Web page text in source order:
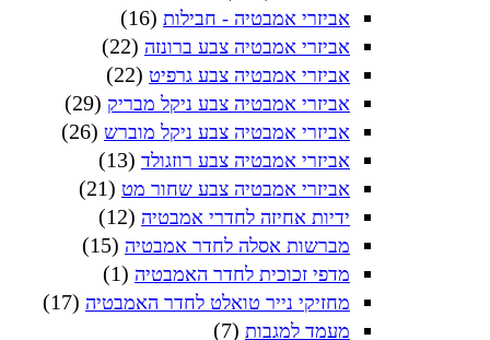
אביזרי אמבטיה - חבילות (16)
אביזרי אמבטיה צבע ברונזה (22)
אביזרי אמבטיה צבע גרפיט (22)
אביזרי אמבטיה צבע ניקל מבריק (29)
אביזרי אמבטיה צבע ניקל מוברש (26)
אביזרי אמבטיה צבע רוזגולד (13)
אביזרי אמבטיה צבע שחור מט (21)
ידיות אחיזה לחדרי אמבטיה (12)
מברשות אסלה לחדר אמבטיה (15)
מדפי זכוכית לחדר האמבטיה (1)
מחזיקי נייר טואלט לחדר האמבטיה (17)
מעמד למגבות (7)